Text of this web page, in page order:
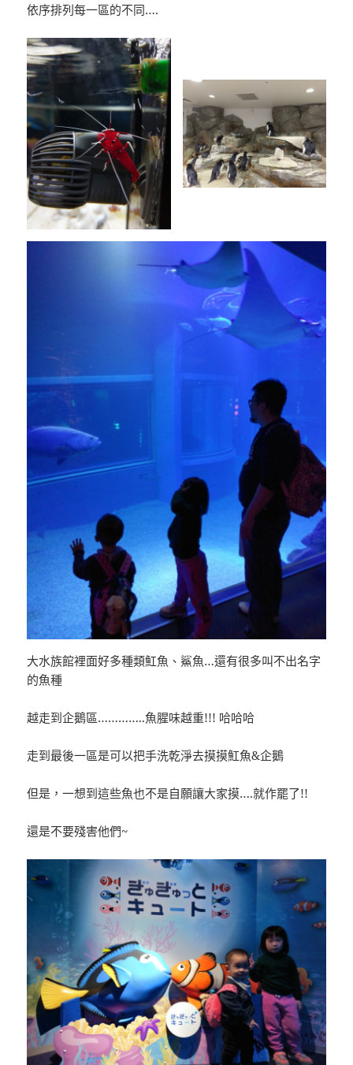
依序排列每一區的不同….
大水族館裡面好多種類魟魚、鯊魚…還有很多叫不出名字
的魚種
越走到企鵝區…………..魚腥味越重!!! 哈哈哈
走到最後一區是可以把手洗乾淨去摸摸魟魚&企鵝
但是，一想到這些魚也不是自願讓大家摸….就作罷了!!
還是不要殘害他們~